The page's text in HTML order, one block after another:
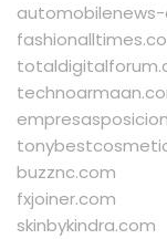
buzznc.com
fxjoiner.com
skinbykindra.com